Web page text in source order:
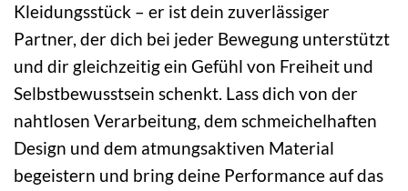
Kleidungsstück – er ist dein zuverlässiger
Partner, der dich bei jeder Bewegung unterstützt
und dir gleichzeitig ein Gefühl von Freiheit und
Selbstbewusstsein schenkt. Lass dich von der
nahtlosen Verarbeitung, dem schmeichelhaften
Design und dem atmungsaktiven Material
begeistern und bring deine Performance auf das